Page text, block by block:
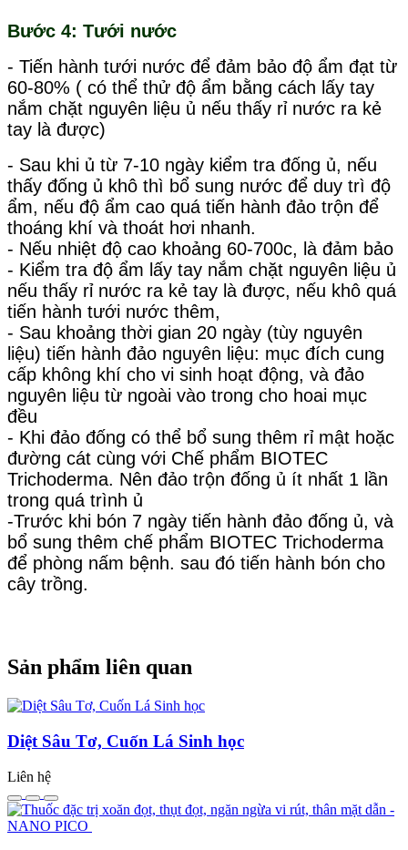
Bước 4: Tưới nước
- Tiến hành tưới nước để đảm bảo độ ẩm đạt từ
60-80% ( có thể thử độ ẩm bằng cách lấy tay
nắm chặt nguyên liệu ủ nếu thấy rỉ nước ra kẻ
tay là được)
- Sau khi ủ từ 7-10 ngày kiểm tra đống ủ, nếu
thấy đống ủ khô thì bổ sung nước để duy trì độ
ẩm, nếu độ ẩm cao quá tiến hành đảo trộn để
thoáng khí và thoát hơi nhanh.
- Nếu nhiệt độ cao khoảng 60-700c, là đảm bảo
- Kiểm tra độ ẩm lấy tay nắm chặt nguyên liệu ủ
nếu thấy rỉ nước ra kẻ tay là được, nếu khô quá
tiến hành tưới nước thêm,
- Sau khoảng thời gian 20 ngày (tùy nguyên
liệu) tiến hành đảo nguyên liệu: mục đích cung
cấp không khí cho vi sinh hoạt động, và đảo
nguyên liệu từ ngoài vào trong cho hoai mục
đều
- Khi đảo đống có thể bổ sung thêm rỉ mật hoặc
đường cát cùng với Chế phẩm BIOTEC
Trichoderma. Nên đảo trộn đống ủ ít nhất 1 lần
trong quá trình ủ
-Trước khi bón 7 ngày tiến hành đảo đống ủ, và
bổ sung thêm chế phẩm BIOTEC Trichoderma
để phòng nấm bệnh. sau đó tiến hành bón cho
cây trồng.
Sản phẩm liên quan
Diệt Sâu Tơ, Cuốn Lá Sinh học
Liên hệ